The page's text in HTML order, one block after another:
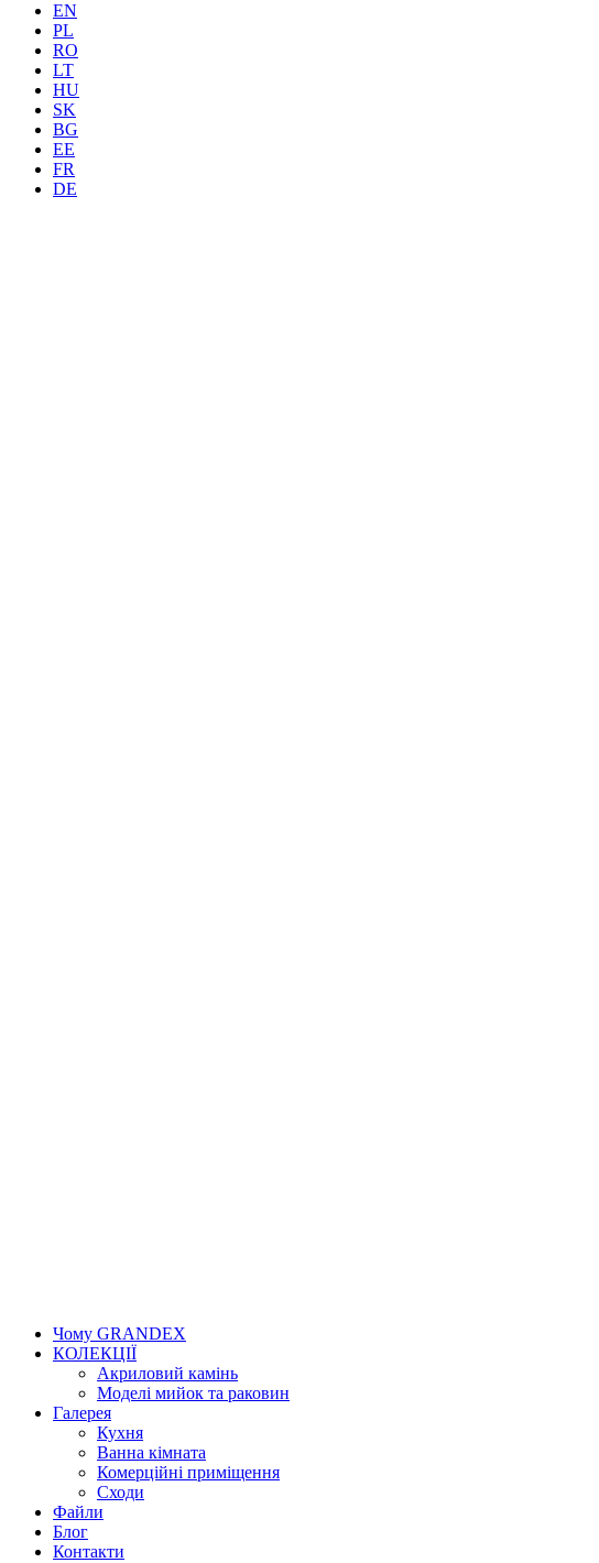
EN
PL
RO
LT
HU
SK
BG
EE
FR
DE
Чому GRANDEX
КОЛЕКЦІЇ
Акриловий камінь
Моделі мийок та раковин
Галерея
Кухня
Ванна кімната
Комерційні приміщення
Сходи
Файли
Блог
Контакти